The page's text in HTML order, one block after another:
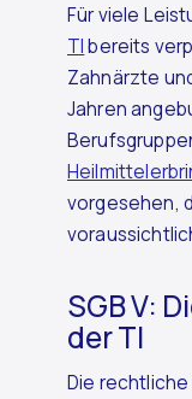
Für viele
TIbereits
Zahnärzte
Jahren
vorgesehen,
SGB V:
der TI
Die